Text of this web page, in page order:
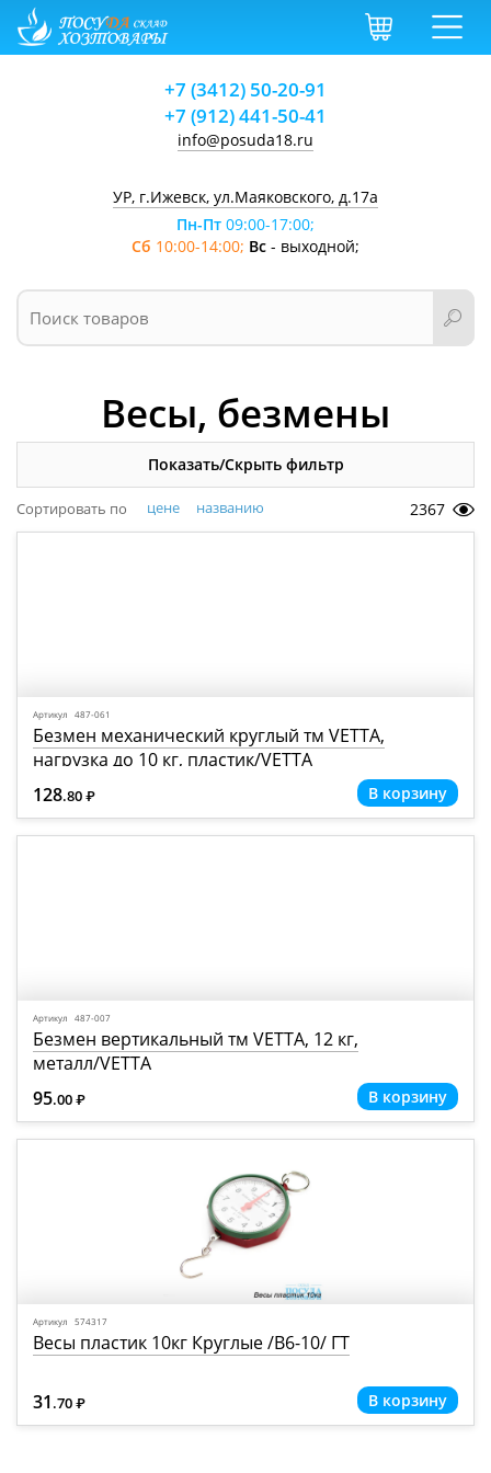
+7 (3412) 50-20-91
+7 (912) 441-50-41
info@posuda18.ru
УР, г.Ижевск, ул.Маяковского, д.17а
Пн-Пт 09:00-17:00;
Сб 10:00-14:00; Вс - выходной;
Весы, безмены
Показать/Скрыть фильтр
Сортировать по цене названию 2367
Артикул 487-061
Безмен механический круглый тм VETTA,
нагрузка до 10 кг, пластик/VETTA
128.80 Р
=
Артикул 487-007
Безмен вертикальный тм VETTA, 12 кг,
металл/VETTA
95.00 Р
=
Артикул 574317
Весы пластик 10кг Круглые /В6-10/ ГТ
31.70 Р
=